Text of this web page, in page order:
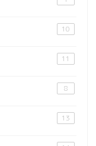
10
11
8
13